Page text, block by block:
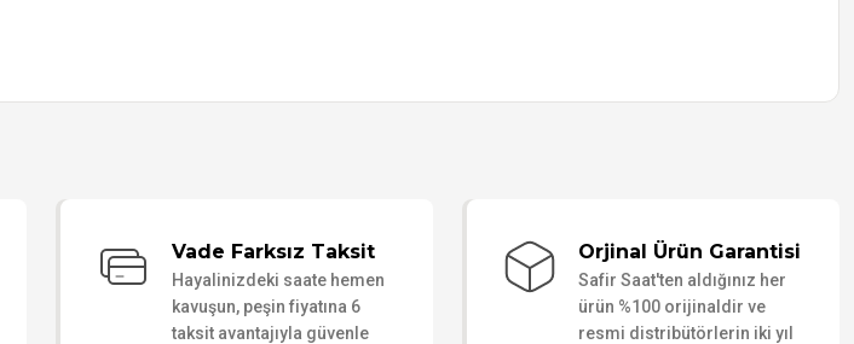
Vade Farksız Taksit
Hayalinizdeki saate hemen
kavuşun, peşin fiyatına 6
taksit avantajıyla güvenle
Orjinal Ürün Garantisi
Safir Saat'ten aldığınız her
ürün %100 orijinaldir ve
resmi distribütörlerin iki yıl